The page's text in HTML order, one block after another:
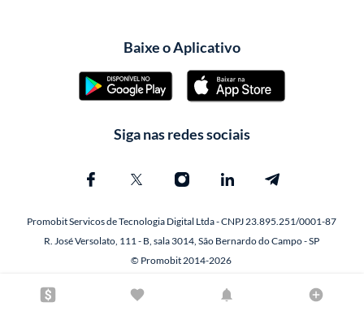
Baixe o Aplicativo
Siga nas redes sociais
Promobit Servicos de Tecnologia Digital Ltda - CNPJ 23.895.251/0001-87
R. José Versolato, 111 - B, sala 3014, São Bernardo do Campo - SP
© Promobit 2014-2026